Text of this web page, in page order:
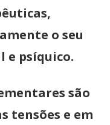
o seu
e psíquico.
são
tensões e em